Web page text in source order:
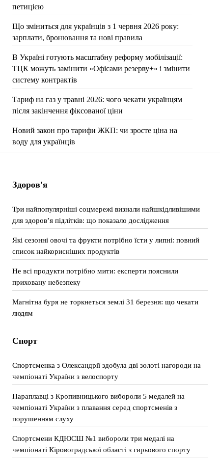
петицією
Що зміниться для українців з 1 червня 2026 року:
зарплати, бронювання та нові правила
В Україні готують масштабну реформу мобілізації:
ТЦК можуть замінити «Офісами резерву+» і змінити
систему контрактів
Тариф на газ у травні 2026: чого чекати українцям
після закінчення фіксованої ціни
Новий закон про тарифи ЖКП: чи зросте ціна на
воду для українців
Здоров'я
Три найпопулярніші соцмережі визнали найшкідливішими
для здоров’я підлітків: що показало дослідження
Які сезонні овочі та фрукти потрібно їсти у липні: повний
список найкорисніших продуктів
Не всі продукти потрібно мити: експерти пояснили
приховану небезпеку
Магнітна буря не торкнеться землі 31 березня: що чекати
людям
Спорт
Спортсменка з Олександрії здобула дві золоті нагороди на
чемпіонаті України з велоспорту
Параплавці з Кропивницького вибороли 5 медалей на
чемпіонаті України з плавання серед спортсменів з
порушенням слуху
Спортсмени КДЮСШ №1 вибороли три медалі на
чемпіонаті Кіровоградської області з гирьового спорту